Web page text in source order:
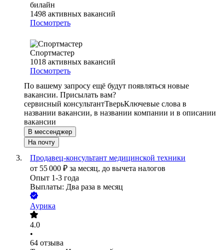
билайн
1498 активных вакансий
Посмотреть
Спортмастер
1018 активных вакансий
Посмотреть
По вашему запросу ещё будут появляться новые
вакансии. Присылать вам?
сервисный консультантТверьКлючевые слова в
названии вакансии, в названии компании и в описании
вакансии
В мессенджер
На почту
Продавец-консультант медицинской техники
от 55 000 ₽ за месяц, до вычета налогов
Опыт 1-3 года
Выплаты: Два раза в месяц
Аурика
4.0
•
64 отзыва